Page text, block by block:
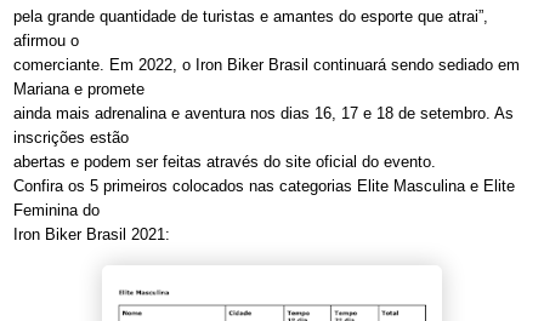
pela grande quantidade de turistas e amantes do esporte que atrai”,
afirmou o
comerciante. Em 2022, o Iron Biker Brasil continuará sendo sediado em
Mariana e promete
ainda mais adrenalina e aventura nos dias 16, 17 e 18 de setembro. As
inscrições estão
abertas e podem ser feitas através do site oficial do evento.
Confira os 5 primeiros colocados nas categorias Elite Masculina e Elite
Feminina do
Iron Biker Brasil 2021: